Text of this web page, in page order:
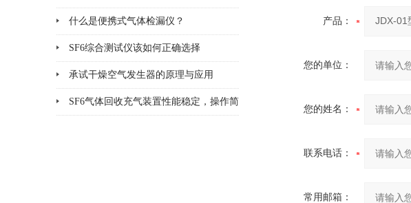
什么是便携式气体检漏仪？
SF6综合测试仪该如何正确选择
承试干燥空气发生器的原理与应用
SF6气体回收充气装置性能稳定，操作简
产品：
您的单位：
您的姓名：
联系电话：
常用邮箱：